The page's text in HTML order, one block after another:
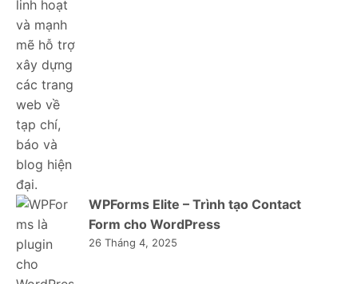
WPForms Elite – Trình tạo Contact
Form cho WordPress
26 Tháng 4, 2025